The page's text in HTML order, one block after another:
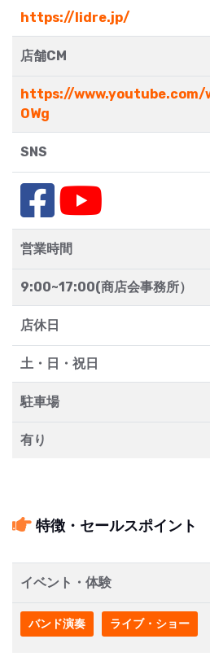
https://lidre.jp/
店舗CM
https://www.youtube.com/
OWg
SNS
営業時間
9:00~17:00(商店会事務所）
店休日
土・日・祝日
駐車場
有り
特徴・セールスポイント
イベント・体験
バンド演奏 ライブ・ショー